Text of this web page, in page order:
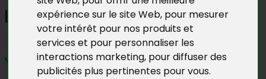
expérience sur le site Web, pour mesurer
votre intérêt pour nos produits et
services et pour personnaliser les
interactions marketing, pour diffuser des
publicités plus pertinentes pour vous.
Line Martin
samedi 15 février 2025 de 10h30 à 12h30